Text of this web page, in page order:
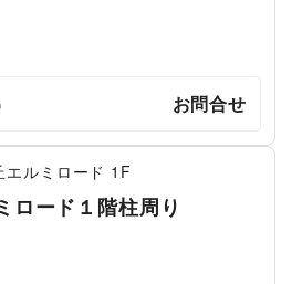
お問合せ
エルミロード 1F
ロード１階柱周り